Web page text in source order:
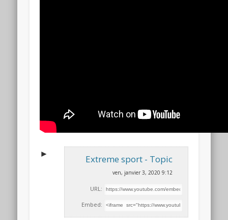
Extreme sport - Topic
ven, janvier 3, 2020 9:12
URL:
Embed:
►